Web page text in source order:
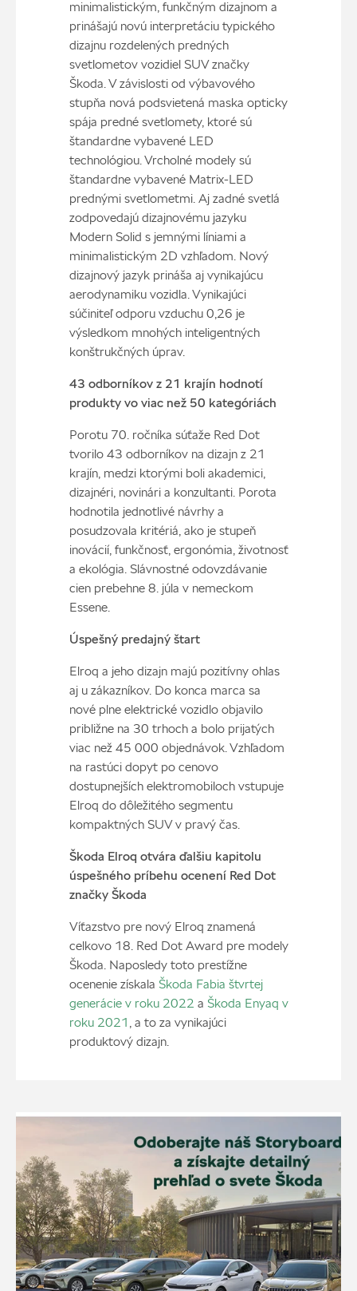
minimalistickým, funkčným dizajnom a
prinášajú novú interpretáciu typického
dizajnu rozdelených predných
svetlometov vozidiel SUV značky
Škoda. V závislosti od výbavového
stupňa nová podsvietená maska opticky
spája predné svetlomety, ktoré sú
štandardne vybavené LED
technológiou. Vrcholné modely sú
štandardne vybavené Matrix-LED
prednými svetlometmi. Aj zadné svetlá
zodpovedajú dizajnovému jazyku
Modern Solid s jemnými líniami a
minimalistickým 2D vzhľadom. Nový
dizajnový jazyk prináša aj vynikajúcu
aerodynamiku vozidla. Vynikajúci
súčiniteľ odporu vzduchu 0,26 je
výsledkom mnohých inteligentných
konštrukčných úprav.
43 odborníkov z 21 krajín hodnotí
produkty vo viac než 50 kategóriách
Porotu 70. ročníka súťaže Red Dot
tvorilo 43 odborníkov na dizajn z 21
krajín, medzi ktorými boli akademici,
dizajnéri, novinári a konzultanti. Porota
hodnotila jednotlivé návrhy a
posudzovala kritériá, ako je stupeň
inovácií, funkčnosť, ergonómia, životnosť
a ekológia. Slávnostné odovzdávanie
cien prebehne 8. júla v nemeckom
Essene.
Úspešný predajný štart
Elroq a jeho dizajn majú pozitívny ohlas
aj u zákazníkov. Do konca marca sa
nové plne elektrické vozidlo objavilo
približne na 30 trhoch a bolo prijatých
viac než 45 000 objednávok. Vzhľadom
na rastúci dopyt po cenovo
dostupnejších elektromobiloch vstupuje
Elroq do dôležitého segmentu
kompaktných SUV v pravý čas.
Škoda Elroq otvára ďalšiu kapitolu
úspešného príbehu ocenení Red Dot
značky Škoda
Víťazstvo pre nový Elroq znamená
celkovo 18. Red Dot Award pre modely
Škoda. Naposledy toto prestížne
ocenenie získala Škoda Fabia štvrtej
generácie v roku 2022 a Škoda Enyaq v
roku 2021 , a to za vynikajúci
produktový dizajn.